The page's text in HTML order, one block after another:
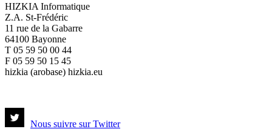
HIZKIA Informatique
Z.A. St-Frédéric
11 rue de la Gabarre
64100 Bayonne
T 05 59 50 00 44
F 05 59 50 15 45
hizkia (arobase) hizkia.eu
Nous suivre sur Twitter